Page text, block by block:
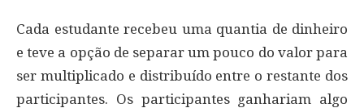
Cada estudante recebeu uma quantia de dinheiro
e teve a opção de separar um pouco do valor para
ser multiplicado e distribuído entre o restante dos
participantes. Os participantes ganhariam algo